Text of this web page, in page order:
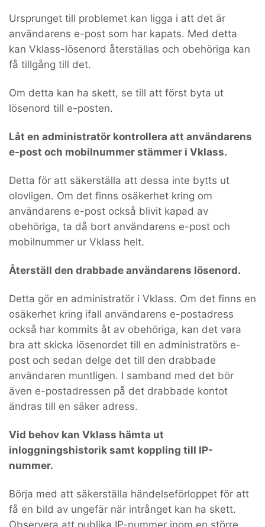
Ursprunget till problemet kan ligga i att det är
användarens e-post som har kapats. Med detta
kan Vklass-lösenord återställas och obehöriga kan
få tillgång till det.
Om detta kan ha skett, se till att först byta ut
lösenord till e-posten.
Låt en administratör kontrollera att användarens
e-post och mobilnummer stämmer i Vklass.
Detta för att säkerställa att dessa inte bytts ut
olovligen. Om det finns osäkerhet kring om
användarens e-post också blivit kapad av
obehöriga, ta då bort användarens e-post och
mobilnummer ur Vklass helt.
Återställ den drabbade användarens lösenord.
Detta gör en administratör i Vklass. Om det finns en
osäkerhet kring ifall användarens e-postadress
också har kommits åt av obehöriga, kan det vara
bra att skicka lösenordet till en administratörs e-
post och sedan delge det till den drabbade
användaren muntligen. I samband med det bör
även e-postadressen på det drabbade kontot
ändras till en säker adress.
Vid behov kan Vklass hämta ut
inloggningshistorik samt koppling till IP-
nummer.
Börja med att säkerställa händelseförloppet för att
få en bild av ungefär när intrånget kan ha skett.
Observera att publika IP-nummer inom en större